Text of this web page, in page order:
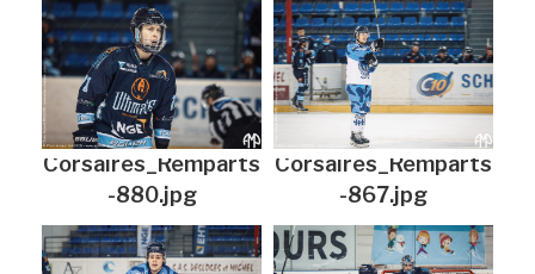
Corsaires_Remparts
-880.jpg
Corsaires_Remparts
-867.jpg